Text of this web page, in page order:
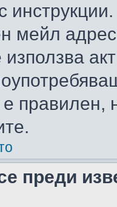
мейл
използва
правилен,
преди